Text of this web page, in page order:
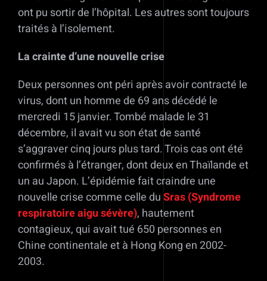
ont pu sortir de l’hôpital. Les autres sont toujours
traités à l’isolement.
La crainte d’une nouvelle crise
Deux personnes ont péri après avoir contracté le
virus, dont un homme de 69 ans décédé le
mercredi 15 janvier. Tombé malade le 31
décembre, il avait vu son état de santé
s’aggraver cinq jours plus tard. Trois cas ont été
confirmés à l’étranger, dont deux en Thaïlande et
un au Japon. L’épidémie fait craindre une
nouvelle crise comme celle duSras (Syndrome
respiratoire aigu sévère), hautement
contagieux, qui avait tué 650 personnes en
Chine continentale et à Hong Kong en 2002-
2003.